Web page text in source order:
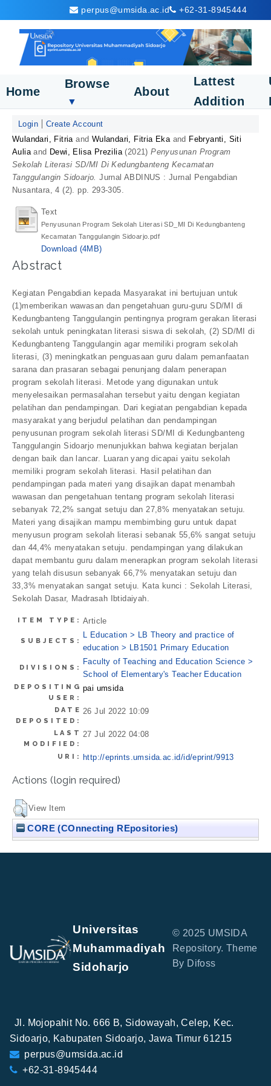
perpus@umsida.ac.id +62-31-8945444
Home
Browse
▼
About
Lattest
Addition
Login
Create Account
Wulandari, Fitriaand Wulandari, Fitria Ekaand Febryanti, Siti
Auliaand Dewi, Elisa Prezilia(2021)Penyusunan Program
Sekolah Literasi SD/MI Di Kedungbanteng Kecamatan
Tanggulangin Sidoarjo. Jurnal ABDINUS : Jurnal Pengabdian
Nusantara, 4 (2). pp. 293-305.
Text
Penyusunan Program Sekolah Literasi SD_MI Di Kedungbanteng
Kecamatan Tanggulangin Sidoarjo.pdf
Download (4MB)
Abstract
Kegiatan Pengabdian kepada Masyarakat ini bertujuan untuk
(1)memberikan wawasan dan pengetahuan guru-guru SD/MI di
Kedungbanteng Tanggulangin pentingnya program gerakan literasi
sekolah untuk peningkatan literasi siswa di sekolah, (2) SD/MI di
Kedungbanteng Tanggulangin agar memiliki program sekolah
literasi, (3) meningkatkan penguasaan guru dalam pemanfaatan
sarana dan prasaran sebagai penunjang dalam penerapan
program sekolah literasi. Metode yang digunakan untuk
menyelesaikan permasalahan tersebut yaitu dengan kegiatan
pelatihan dan pendampingan. Dari kegiatan pengabdian kepada
masyarakat yang berjudul pelatihan dan pendampingan
penyusunan program sekolah literasi SD/MI di Kedungbanteng
Tanggulangin Sidoarjo menunjukkan bahwa kegiatan berjalan
dengan baik dan lancar. Luaran yang dicapai yaitu sekolah
memiliki program sekolah literasi. Hasil pelatihan dan
pendampingan pada materi yang disajikan dapat menambah
wawasan dan pengetahuan tentang program sekolah literasi
sebanyak 72,2% sangat setuju dan 27,8% menyatakan setuju.
Materi yang disajikan mampu membimbing guru untuk dapat
menyusun program sekolah literasi sebanak 55,6% sangat setuju
dan 44,4% menyatakan setuju. pendampingan yang dilakukan
dapat membantu guru dalam menerapkan program sekolah literasi
yang telah disusun sebanyak 66,7% menyatakan setuju dan
33,3% menyatakan sangat setuju. Kata kunci : Sekolah Literasi,
Sekolah Dasar, Madrasah Ibtidaiyah.
ITEM TYPE: Article
SUBJECTS:
L Education > LB Theory and practice of
education > LB1501 Primary Education
DIVISIONS:
Faculty of Teaching and Education Science >
School of Elementary's Teacher Education
DEPOSITING
USER:
pai umsida
DATE
DEPOSITED:
26 Jul 2022 10:09
LAST
MODIFIED:
27 Jul 2022 04:08
URI: http://eprints.umsida.ac.id/id/eprint/9913
Actions (login required)
View Item
CORE (COnnecting REpositories)
Universitas
Muhammadiyah
Sidoharjo
© 2025 UMSIDA
Repository. Theme
By Difoss
Jl. Mojopahit No. 666 B, Sidowayah, Celep, Kec.
Sidoarjo, Kabupaten Sidoarjo, Jawa Timur 61215
perpus@umsida.ac.id
+62-31-8945444